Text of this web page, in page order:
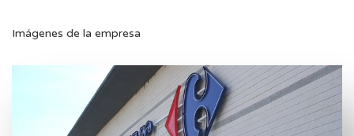
Imágenes de la empresa